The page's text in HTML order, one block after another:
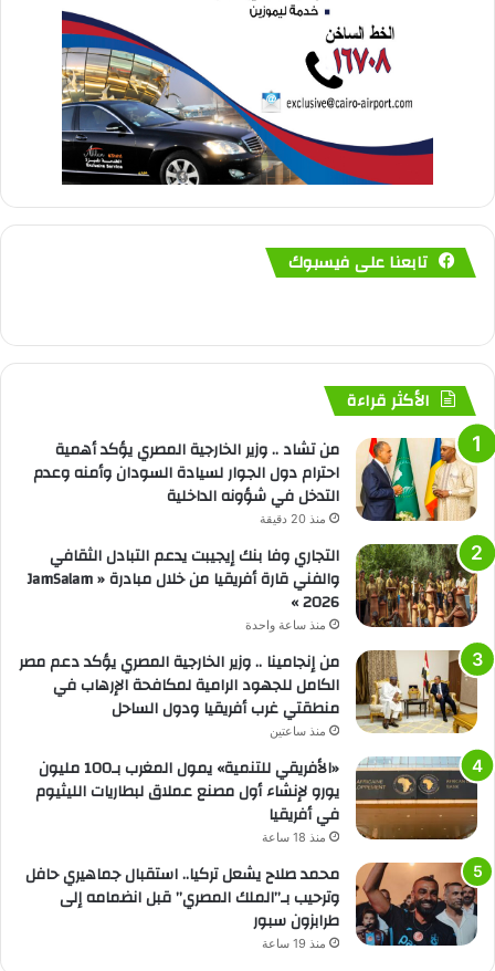
تابعنا على فيسبوك
الأكثر قراءة
من تشاد .. وزير الخارجية المصري يؤكد أهمية
احترام دول الجوار لسيادة السودان وأمنه وعدم
التدخل في شؤونه الداخلية
منذ 20 دقيقة
التجاري وفا بنك إيجيبت يدعم التبادل الثقافي
والفني قارة أفريقيا من خلال مبادرة « JamSalam
2026 »
منذ ساعة واحدة
من إنجامينا .. وزير الخارجية المصري يؤكد دعم مصر
الكامل للجهود الرامية لمكافحة الإرهاب في
منطقتي غرب أفريقيا ودول الساحل
منذ ساعتين
«الأفريقي للتنمية» يمول المغرب بـ100 مليون
يورو لإنشاء أول مصنع عملاق لبطاريات الليثيوم
في أفريقيا
منذ 18 ساعة
محمد صلاح يشعل تركيا.. استقبال جماهيري حافل
وترحيب بـ”الملك المصري” قبل انضمامه إلى
طرابزون سبور
منذ 19 ساعة